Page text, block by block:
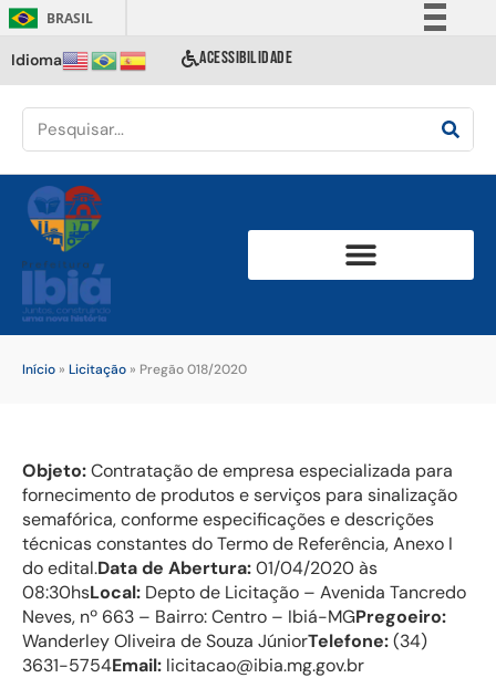
BRASIL
Comunica BR
Acesso à informação
Idioma ACESSIBILIDADE
Início » Licitação » Pregão 018/2020
Objeto:Contratação de empresa especializada para
fornecimento de produtos e serviços para sinalização
semafórica, conforme especificações e descrições
técnicas constantes do Termo de Referência, Anexo I
do edital.Data de Abertura:01/04/2020 às
08:30hsLocal: Depto de Licitação – Avenida Tancredo
Neves, nº 663 – Bairro: Centro – Ibiá-MGPregoeiro:
Wanderley Oliveira de Souza JúniorTelefone:(34)
3631-5754Email: licitacao@ibia.mg.gov.br